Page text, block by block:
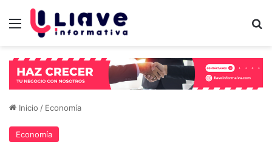
Menú
Inicio / Economía
Economía